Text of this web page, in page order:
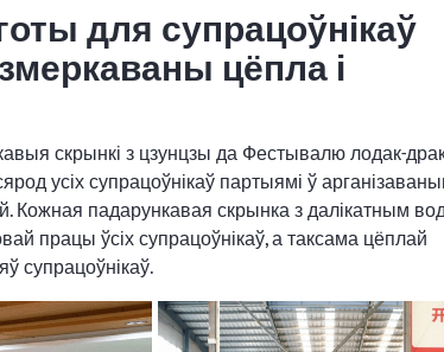
для супрацоўнікаў
цёпла і
скрынкі з цзунцзы да Фестывалю лодак-
усіх супрацоўнікаў партыямі ў
падарункавая скрынка з далікатным
працы ўсіх супрацоўнікаў, а таксама цёплай
супрацоўнікаў.